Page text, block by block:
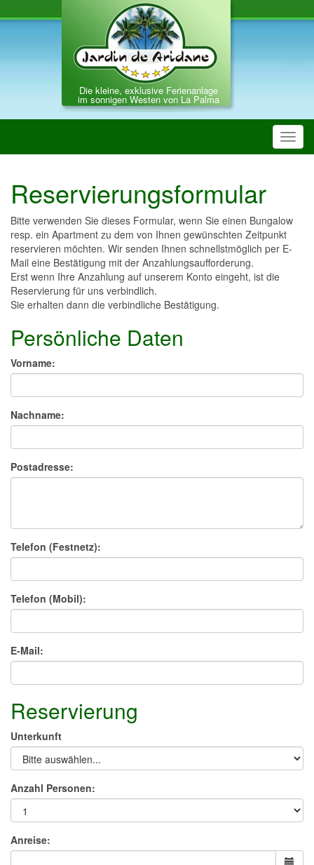
Die kleine, exklusive Ferienanlage
im sonnigen Westen von La Palma
Reservierungsformular
Bitte verwenden Sie dieses Formular, wenn Sie einen Bungalow
resp. ein Apartment zu dem von Ihnen gewünschten Zeitpunkt
reservieren möchten. Wir senden Ihnen schnellstmöglich per E-
Mail eine Bestätigung mit der Anzahlungsaufforderung.
Erst wenn Ihre Anzahlung auf unserem Konto eingeht, ist die
Reservierung für uns verbindlich.
Sie erhalten dann die verbindliche Bestätigung.
Persönliche Daten
Vorname:
Nachname:
Postadresse:
Telefon (Festnetz):
Telefon (Mobil):
E-Mail:
Reservierung
Unterkunft
Anzahl Personen:
Anreise: